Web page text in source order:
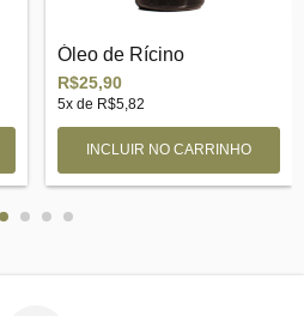
Óleo de Rícino
R$25,90
5x de R$5,82